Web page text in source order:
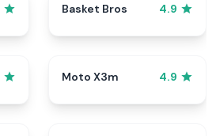
Basket Bros 4.9
Moto X3m 4.9